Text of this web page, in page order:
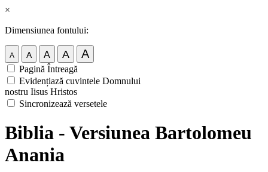
×
Dimensiunea fontului:
A A A A A
Pagină Întreagă
Evidențiază cuvintele Domnului
nostru Iisus Hristos
Sincronizează versetele
Biblia - Versiunea Bartolomeu
Anania